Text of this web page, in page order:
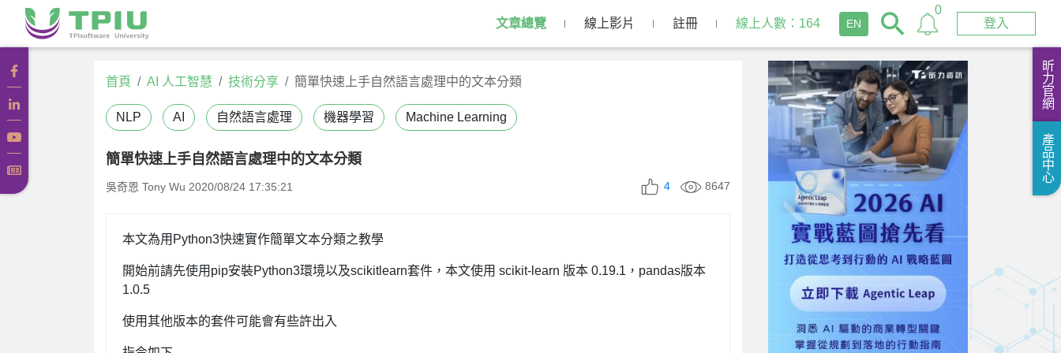
文章總覽 線上影片 註冊 線上人數：164 EN
0
登入
昕力官網
產品中心
首頁 AI 人工智慧 技術分享 簡單快速上手自然語言處理中的文本分類
NLP AI 自然語言處理 機器學習 Machine Learning
簡單快速上手自然語言處理中的文本分類
吳奇恩 Tony Wu 2020/08/24 17:35:21 4 8647
本文為用Python3快速實作簡單文本分類之教學
開始前請先使用pip安裝Python3環境以及scikitlearn套件，本文使用 scikit-learn 版本 0.19.1，pandas版本
1.0.5
使用其他版本的套件可能會有些許出入